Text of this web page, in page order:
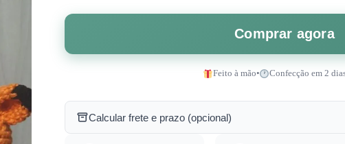
Calcular frete e prazo (opcional)
Comprar agora
Feito à mão• Confecção em 2